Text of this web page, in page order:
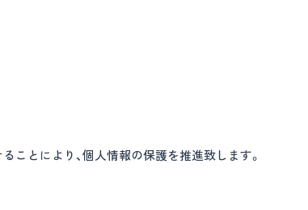
ことにより、個人情報の保護を推進致します。